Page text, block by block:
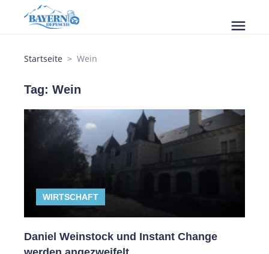
menu
Startseite Wein
Tag: Wein
WIRTSCHAFT
Daniel Weinstock und Instant Change